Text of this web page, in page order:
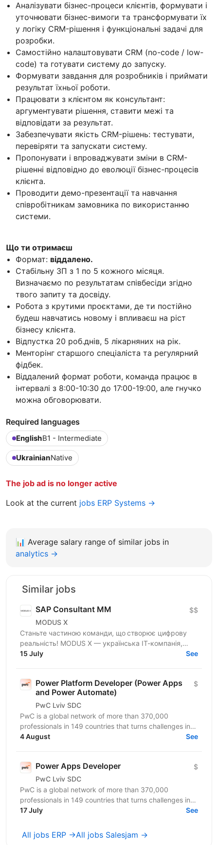
Аналізувати бізнес-процеси клієнтів, формувати і
уточнювати бізнес-вимоги та трансформувати їх
у логіку CRM-рішення і функціональні задачі для
розробки.
Самостійно налаштовувати CRM (no-code / low-
code) та готувати систему до запуску.
Формувати завдання для розробників і приймати
результат їхньої роботи.
Працювати з клієнтом як консультант:
аргументувати рішення, ставити межі та
відповідати за результат.
Забезпечувати якість CRM-рішень: тестувати,
перевіряти та запускати систему.
Пропонувати і впроваджувати зміни в CRM-
рішенні відповідно до еволюції бізнес-процесів
клієнта.
Проводити демо-презентації та навчання
співробітникам замовника по використанню
системи.
Що ти отримаєш
Формат: віддалено.
Стабільну ЗП з 1 по 5 кожного місяця.
Визначаємо по результатам співбесіди згідно
твого запиту та досвіду.
Робота з крутими проєктами, де ти постійно
будеш навчатись новому і впливаєш на ріст
бізнесу клієнта.
Відпустка 20 роб.днів, 5 лікарняних на рік.
Менторінг старшого спеціаліста та регулярний
фідбек.
Віддалений формат роботи, команда працює в
інтервалі з 8:00-10:30 до 17:00-19:00, але гнучко
можна обговорювати.
Required languages
EnglishB1 - Intermediate
UkrainianNative
The job ad is no longer active
Look at the current jobs ERP Systems →
📊 Average salary range of similar jobs in
analytics →
Similar jobs
SAP Сonsultant MM
MODUS X
$$
Станьте частиною команди, що створює цифрову
реальність! MODUS X — українська ІТ-компанія,
команда 800+ досвідчених спеціалістів —
15 July See
Power Platform Developer (Power Apps
and Power Automate)
PwC Lviv SDC
$
PwC is a global network of more than 370,000
professionals in 149 countries that turns challenges into
opportunities. We create innovative solutions in...
4 August See
Power Apps Developer
PwC Lviv SDC
$
PwC is a global network of more than 370,000
professionals in 149 countries that turns challenges into
opportunities. We create innovative solutions in...
17 July See
All jobs ERP →All jobs Salesjam →